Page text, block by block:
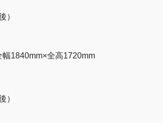
）
1840mm×全高1720mm
）